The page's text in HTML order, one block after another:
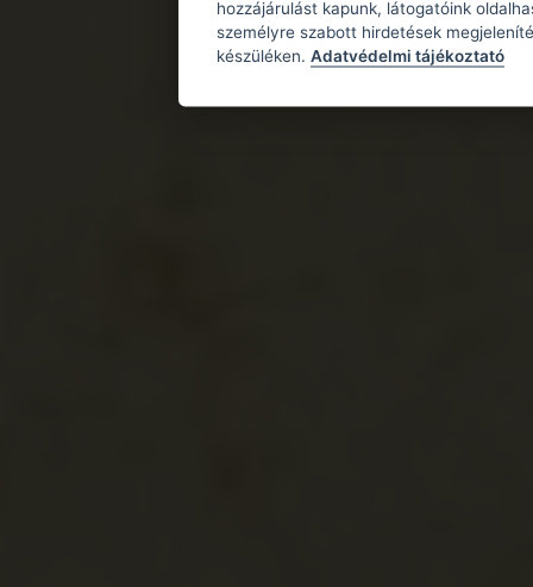
hozzájárulást kapunk, látogatóink
személyre szabott hirdetések
készüléken. Adatvédelmi tájékoztató